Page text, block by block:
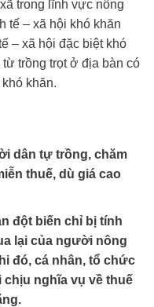
trong lĩnh vực nông
tế – xã hội khó khăn
– xã hội đặc biệt khó
trồng trọt ở địa bàn có
khăn.
dân tự trồng, chăm
thuế, dù giá cao
đột biến chỉ bị tính
lại của người nông
đó, cá nhân, tổ chức
chịu nghĩa vụ về thuế